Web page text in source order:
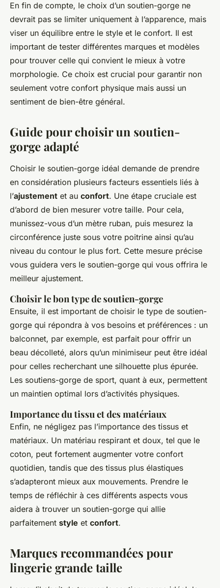
En fin de compte, le choix d’un soutien-gorge ne
devrait pas se limiter uniquement à l’apparence, mais
viser un équilibre entre le style et le confort. Il est
important de tester différentes marques et modèles
pour trouver celle qui convient le mieux à votre
morphologie. Ce choix est crucial pour garantir non
seulement votre confort physique mais aussi un
sentiment de bien-être général.
Guide pour choisir un soutien-
gorge adapté
Choisir le soutien-gorge idéal demande de prendre
en considération plusieurs facteurs essentiels liés à
l’ajustement et au confort. Une étape cruciale est
d’abord de bien mesurer votre taille. Pour cela,
munissez-vous d’un mètre ruban, puis mesurez la
circonférence juste sous votre poitrine ainsi qu’au
niveau du contour le plus fort. Cette mesure précise
vous guidera vers le soutien-gorge qui vous offrira le
meilleur ajustement.
Choisir le bon type de soutien-gorge
Ensuite, il est important de choisir le type de soutien-
gorge qui répondra à vos besoins et préférences : un
balconnet, par exemple, est parfait pour offrir un
beau décolleté, alors qu’un minimiseur peut être idéal
pour celles recherchant une silhouette plus épurée.
Les soutiens-gorge de sport, quant à eux, permettent
un maintien optimal lors d’activités physiques.
Importance du tissu et des matériaux
Enfin, ne négligez pas l’importance des tissus et
matériaux. Un matériau respirant et doux, tel que le
coton, peut fortement augmenter votre confort
quotidien, tandis que des tissus plus élastiques
s’adapteront mieux aux mouvements. Prendre le
temps de réfléchir à ces différents aspects vous
aidera à trouver un soutien-gorge qui allie
parfaitement style et confort.
Marques recommandées pour
lingerie grande taille